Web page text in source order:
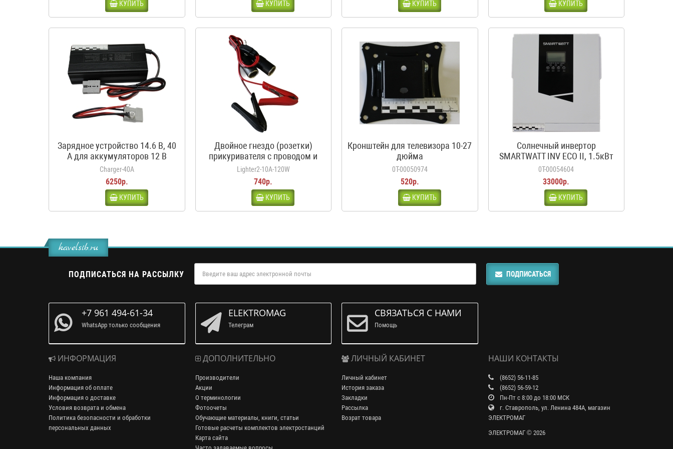
КУПИТЬ КУПИТЬ КУПИТЬ КУПИТЬ
Зарядное устройство 14.6 В, 40
А для аккумуляторов 12 В
LiFePO4
Charger-40A
6250р.
КУПИТЬ
Двойное гнездо (розетки)
прикуривателя с проводом и
крокодилами, 10А, 120Вт, 12-24В
Lighter2-10A-120W
740р.
КУПИТЬ
Кронштейн для телевизора 10-27
дюйма
0Т-00050974
520р.
КУПИТЬ
Солнечный инвертор
SMARTWATT INV ECO II, 1.5кВт
0Т-00054604
33000р.
КУПИТЬ
kavelsib.ru
ПОДПИСАТЬСЯ НА РАССЫЛКУ ПОДПИСАТЬСЯ
+7 961 494-61-34
WhatsApp только сообщения
ELEKTROMAG
Телеграм
СВЯЗАТЬСЯ С НАМИ
Помощь
ИНФОРМАЦИЯ
Наша компания
Информация об оплате
Информация о доставке
Условия возврата и обмена
Политика безопасности и обработки
персональных данных
ДОПОЛНИТЕЛЬНО
Производители
Акции
О терминологии
Фотоочеты
Обучающие материалы, книги, статьи
Готовые расчеты комплектов электростанций
Карта сайта
ЛИЧНЫЙ КАБИНЕТ
Личный кабинет
История заказа
Закладки
Рассылка
Возрат товара
НАШИ КОНТАКТЫ
(8652) 56-11-85
(8652) 56-59-12
Пн-Пт с 8:00 до 18:00 МСК
г. Ставрополь, ул. Ленина 484А, магазин
ЭЛЕКТРОМАГ
ЭЛЕКТРОМАГ © 2026